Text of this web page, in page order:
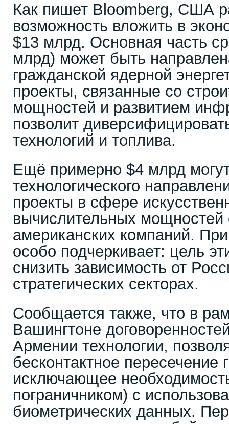
Как пишет Bloomberg, США
возможность вложить в
$13 млрд. Основная часть
млрд) может быть
гражданской ядерной
проекты, связанные со
мощностей и развитием
позволит
технологий и топлива.
Ещё примерно $4 млрд
технологического
проекты в сфере
вычислительных мощностей
американских компаний.
особо подчеркивает: цель
снизить зависимость от
стратегических секторах.
Сообщается также, что в
Вашингтоне
Армении технологии,
бесконтактное пересечение
исключающее
пограничником) с
биометрических данных.